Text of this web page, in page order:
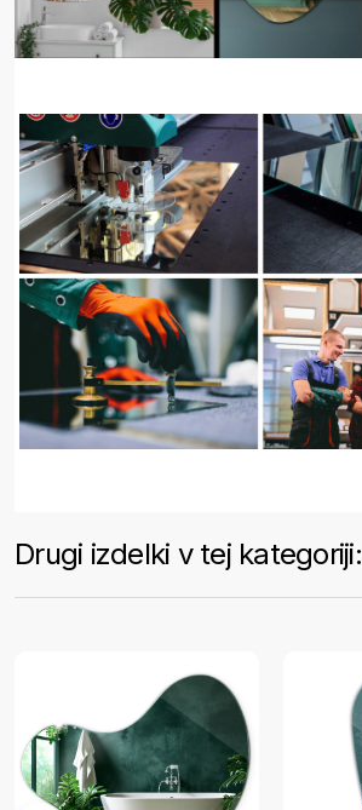
Drugi izdelki v tej kategoriji: